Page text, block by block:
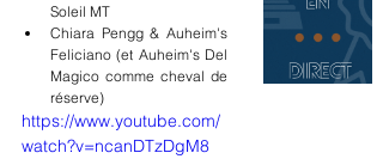
Soleil MT
Chiara Pengg & Auheim's
Feliciano (et Auheim's Del
Magico comme cheval de
réserve)
https://www.youtube.com/
watch?v=ncanDTzDgM8